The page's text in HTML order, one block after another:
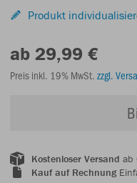
Produkt
ab 29,99 €
Preis inkl. 19% MwSt. zzgl.
Kostenloser Versand ab
Kauf auf Rechnung